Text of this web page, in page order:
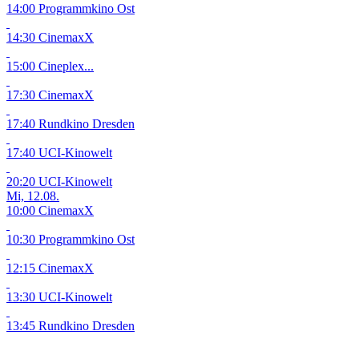
14:00 Programmkino Ost
14:30 CinemaxX
15:00 Cineplex...
17:30 CinemaxX
17:40 Rundkino Dresden
17:40 UCI-Kinowelt
20:20 UCI-Kinowelt
Mi, 12.08.
10:00 CinemaxX
10:30 Programmkino Ost
12:15 CinemaxX
13:30 UCI-Kinowelt
13:45 Rundkino Dresden